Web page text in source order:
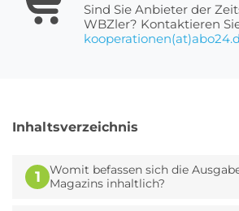
Login
Sind Sie Anbieter der
WBZler? Kontaktieren
Inhaltsverzeichnis
1
Womit befassen sich die
Magazins inhaltlich?